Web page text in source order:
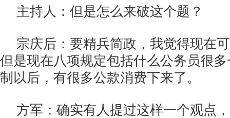
主持人：但是怎么来破这个题？
宗庆后：要精兵简政，我觉得现在
但是现在八项规定包括什么公务员很
制以后，有很多公款消费下来了。
方军：确实有人提过这样一个观点